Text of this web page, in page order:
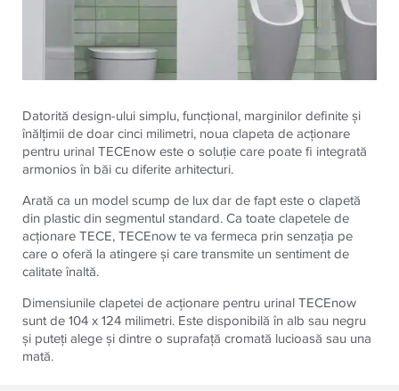
Datorită design-ului simplu, funcțional, marginilor definite și
înălțimii de doar cinci milimetri, noua clapeta de acționare
pentru urinal TECEnow este o soluție care poate fi integrată
armonios în băi cu diferite arhitecturi.
Arată ca un model scump de lux dar de fapt este o clapetă
din plastic din segmentul standard. Ca toate clapetele de
acționare TECE, TECEnow te va fermeca prin senzația pe
care o oferă la atingere și care transmite un sentiment de
calitate înaltă.
Dimensiunile clapetei de acționare pentru urinal TECEnow
sunt de 104 x 124 milimetri. Este disponibilă în alb sau negru
și puteți alege și dintre o suprafață cromată lucioasă sau una
mată.